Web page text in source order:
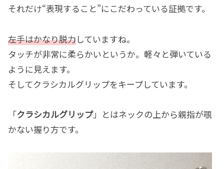
それだけ“表現すること”にこだわっている証拠です。
左手はかなり脱力していますね。
タッチが非常に柔らかいというか。軽々と弾いている
ように見えます。
そしてクラシカルグリップをキープしています。
「クラシカルグリップ」とはネックの上から親指が覗
かない握り方です。